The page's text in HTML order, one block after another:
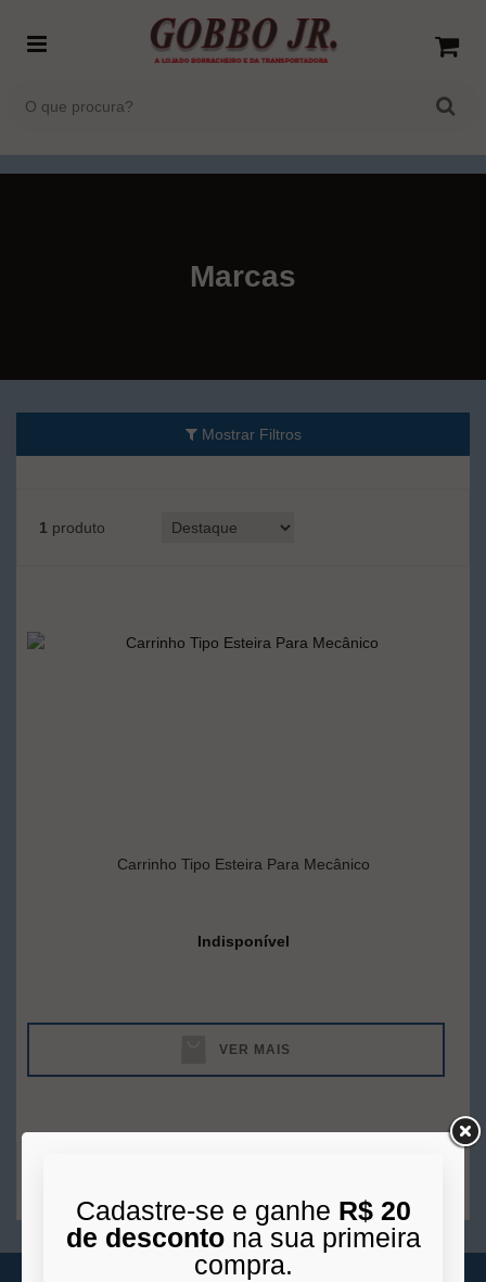
Marcas
Mostrar Filtros
1 produto
Carrinho Tipo Esteira Para Mecânico
Indisponível
VER MAIS
Cadastre-se e ganhe R$ 20
de descontona sua primeira
compra.